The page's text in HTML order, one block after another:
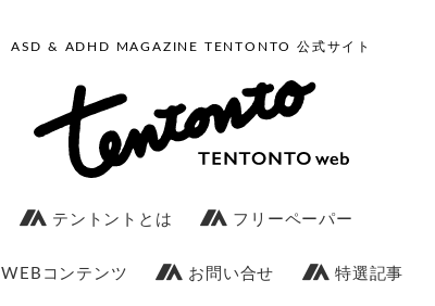
ASD & ADHD MAGAZINE TENTONTO 公式サイト
テントントとは フリーペーパー
WEBコンテンツ お問い合せ 特選記事